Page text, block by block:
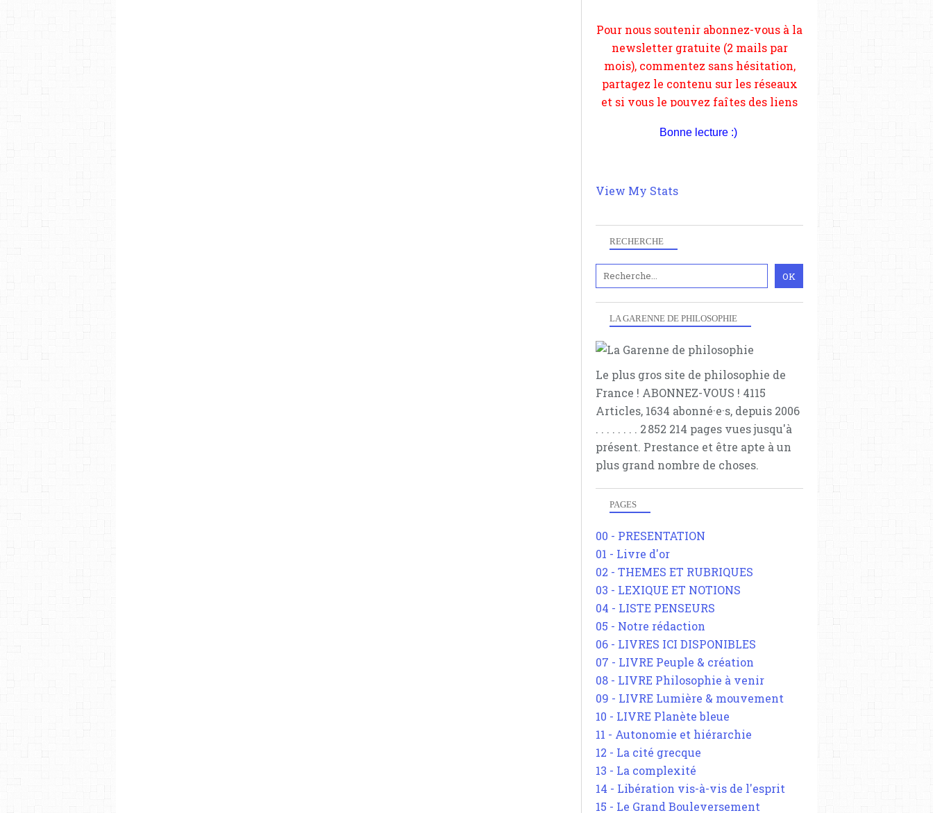
RECHERCHE
LA GARENNE DE PHILOSOPHIE
Le plus gros site de philosophie de
France ! ABONNEZ-VOUS ! 4115
Articles, 1634 abonné·e·s, depuis 2006
. . . . . . . . 2 852 214 pages vues jusqu'à
présent. Prestance et être apte à un
plus grand nombre de choses.
PAGES
00 - PRESENTATION
01 - Livre d'or
02 - THEMES ET RUBRIQUES
03 - LEXIQUE ET NOTIONS
04 - LISTE PENSEURS
05 - Notre rédaction
06 - LIVRES ICI DISPONIBLES
07 - LIVRE Peuple & création
08 - LIVRE Philosophie à venir
09 - LIVRE Lumière & mouvement
10 - LIVRE Planète bleue
11 - Autonomie et hiérarchie
12 - La cité grecque
13 - La complexité
14 - Libération vis-à-vis de l'esprit
15 - Le Grand Bouleversement
et si vous le pouvez faîtes des liens
depuis votre site.
Bonne lecture :)
View My Stats